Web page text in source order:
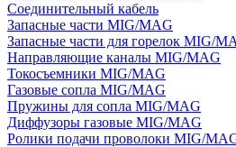
Соединительный кабель
Запасные части MIG/MAG
Запасные части для горелок MIG/
Направляющие каналы MIG/MAG
Токосъемники MIG/MAG
Газовые сопла MIG/MAG
Пружины для сопла MIG/MAG
Диффузоры газовые MIG/MAG
Ролики подачи проволоки MIG/